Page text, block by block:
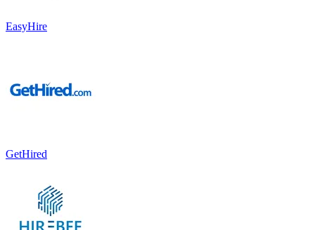
EasyHire
GetHired